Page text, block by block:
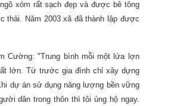
xóm rất sạch đẹp và được bê tông
thải. Năm 2003 xã đã thành lập được
Cường: "Trung bình mỗi một lứa lợn
lớn. Từ trước gia đình chỉ xây dựng
dự án sử dụng năng lượng bền vững
dân trong thôn thì tôi ủng hộ ngay.